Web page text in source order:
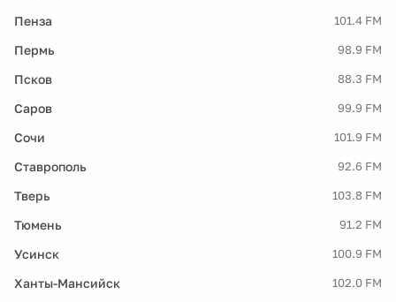
Пенза 101.4 FM
Пермь 98.9 FM
Псков 88.3 FM
Саров 99.9 FM
Сочи 101.9 FM
Ставрополь 92.6 FM
Тверь 103.8 FM
Тюмень 91.2 FM
Усинск 100.9 FM
Ханты-Мансийск 102.0 FM